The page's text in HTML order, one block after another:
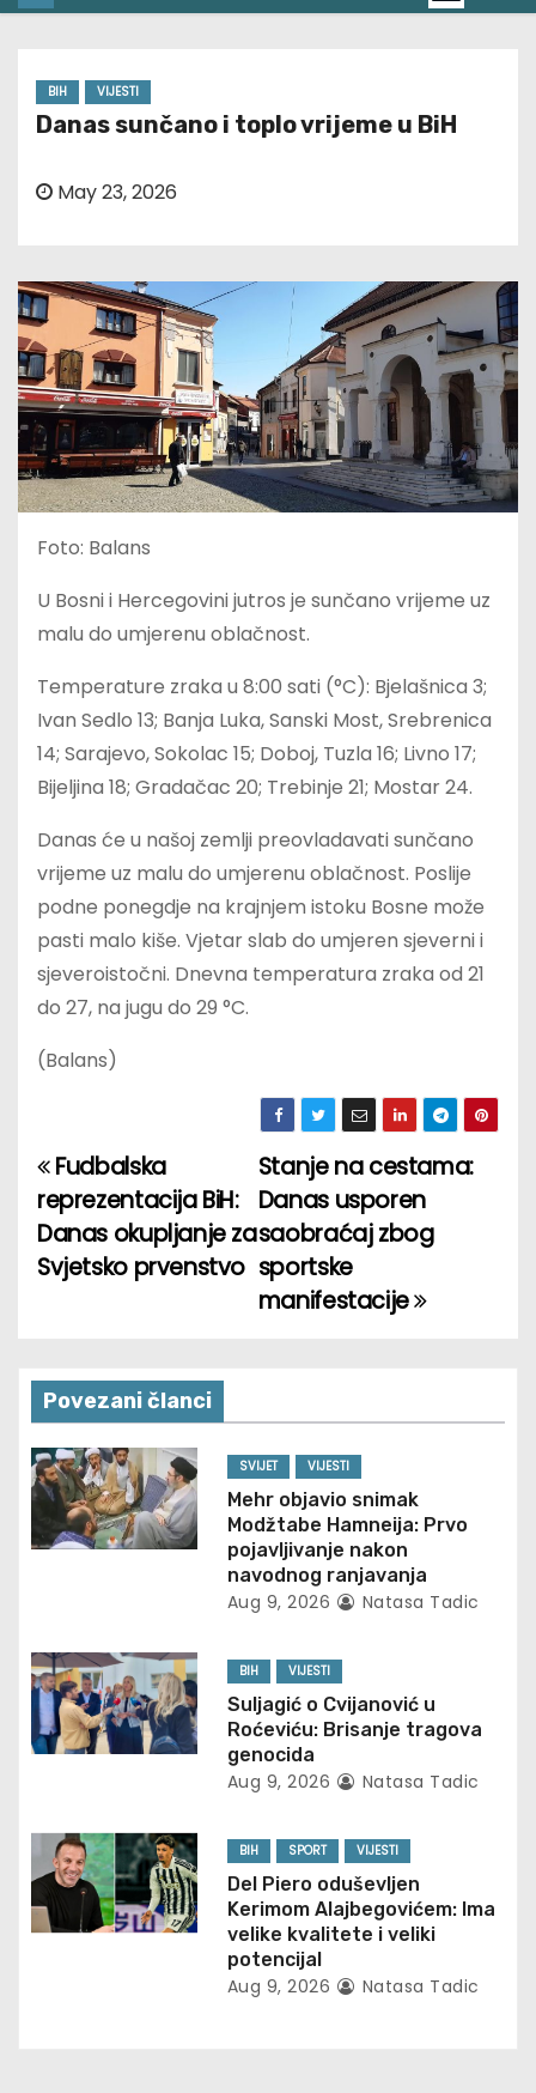
BIH VIJESTI
Danas sunčano i toplo vrijeme u BiH
May 23, 2026
Foto: Balans
U Bosni i Hercegovini jutros je sunčano vrijeme uz
malu do umjerenu oblačnost.
Temperature zraka u 8:00 sati (°C): Bjelašnica 3;
Ivan Sedlo 13; Banja Luka, Sanski Most, Srebrenica
14; Sarajevo, Sokolac 15; Doboj, Tuzla 16; Livno 17;
Bijeljina 18; Gradačac 20; Trebinje 21; Mostar 24.
Danas će u našoj zemlji preovladavati sunčano
vrijeme uz malu do umjerenu oblačnost. Poslije
podne ponegdje na krajnjem istoku Bosne može
pasti malo kiše. Vjetar slab do umjeren sjeverni i
sjeveroistočni. Dnevna temperatura zraka od 21
do 27, na jugu do 29 °C.
(Balans)
P
o
s
n
a
v
i
t
i
n
Stanje na cestama:
Danas usporen
saobraćaj zbog
sportske
manifestacije
Fudbalska
reprezentacija BiH:
Danas okupljanje za
Svjetsko prvenstvo
Povezani članci
SVIJET VIJESTI
Mehr objavio snimak
Modžtabe Hamneija: Prvo
pojavljivanje nakon
navodnog ranjavanja
Aug 9, 2026 Natasa Tadic
BIH VIJESTI
Suljagić o Cvijanović u
Roćeviću: Brisanje tragova
genocida
Aug 9, 2026 Natasa Tadic
BIH SPORT VIJESTI
Del Piero oduševljen
Kerimom Alajbegovićem: Ima
velike kvalitete i veliki
potencijal
Aug 9, 2026 Natasa Tadic